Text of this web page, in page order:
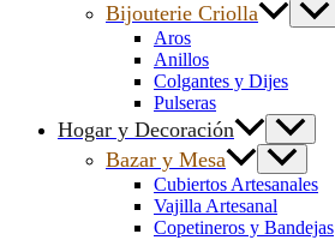
Bijouterie Criolla
Aros
Anillos
Colgantes y Dijes
Pulseras
Hogar y Decoración
Bazar y Mesa
Cubiertos Artesanales
Vajilla Artesanal
Copetineros y Bandejas